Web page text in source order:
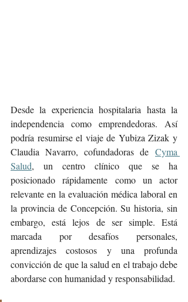
Desde la experiencia hospitalaria hasta la
independencia como emprendedoras. Así
podría resumirse el viaje de Yubiza Zizak y
Claudia Navarro, cofundadoras de Cyma
Salud, un centro clínico que se ha
posicionado rápidamente como un actor
relevante en la evaluación médica laboral en
la provincia de Concepción. Su historia, sin
embargo, está lejos de ser simple. Está
marcada por desafíos personales,
aprendizajes costosos y una profunda
convicción de que la salud en el trabajo debe
abordarse con humanidad y responsabilidad.